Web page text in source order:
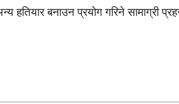
हतियार बनाउन प्रयोग गरिने सामाग्री